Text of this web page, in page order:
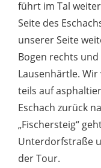
führt im Tal
Seite des
unserer Seite
Bogen rechts
Lausenhärtle.
teils auf
Eschach zurück
„Fischersteig“
Unterdorfstraße
der Tour.